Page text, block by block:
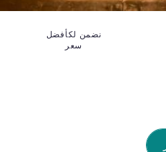
نضمن لكأفضل
سعر